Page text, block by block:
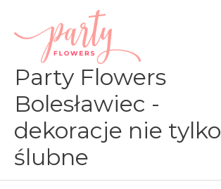
treści
Party Flowers
Bolesławiec -
dekoracje nie tylko
ślubne